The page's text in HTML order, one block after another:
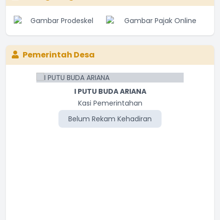
Pemerintah Desa
I PUTU BUDA ARIANA
Kasi Pemerintahan
Belum Rekam Kehadiran